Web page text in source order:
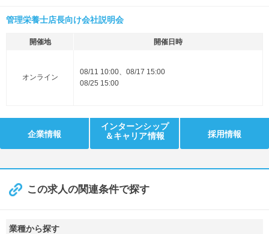
管理栄養士店長向け会社説明会
開催地 開催日時
オンライン
08/11 10:00、08/17 15:00
08/25 15:00
企業情報
インターンシップ
＆キャリア情報
採用情報
この求人の関連条件で探す
業種から探す